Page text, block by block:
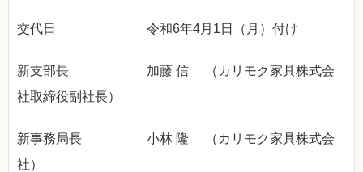
交代日 令和6年4月1日（月）付け
新支部長 加藤 信 （カリモク家具株式会
社取締役副社長）
新事務局長 小林 隆 （カリモク家具株式会
社）